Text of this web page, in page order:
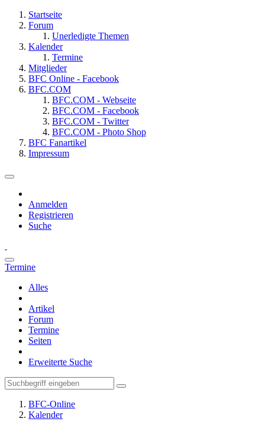
Startseite
Forum
Unerledigte Themen
Kalender
Termine
Mitglieder
BFC Online - Facebook
BFC.COM
BFC.COM - Webseite
BFC.COM - Facebook
BFC.COM - Twitter
BFC.COM - Photo Shop
BFC Fanartikel
Impressum
Anmelden
Registrieren
Suche
Termine
Alles
Artikel
Forum
Termine
Seiten
Erweiterte Suche
BFC-Online
Kalender